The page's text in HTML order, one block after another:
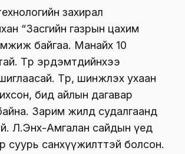
захирал
“Засгийн газрын цахим
байгаа. Манайх 10
Төр эрдэмтдийнхээ
Төр, шинжлэх ухаан
бид айлын дагавар
Зарим жилд судалгаанд
Л.Энх-Амгалан сайдын үед
суурь санхүүжилттэй болсон.